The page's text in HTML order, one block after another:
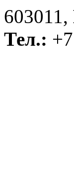
603011,
Тел.: